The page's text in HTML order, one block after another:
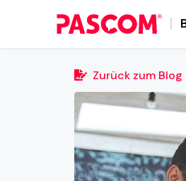
Zurück zum Blog